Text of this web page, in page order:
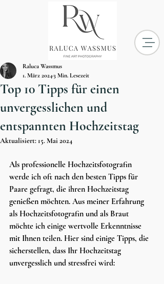
Top 10 Tipps für einen
unvergesslichen und
entspannten Hochzeitstag
Raluca Wassmus
1. März 20243 Min. Lesezeit
Aktualisiert: 15. Mai 2024
Als professionelle Hochzeitsfotografin
werde ich oft nach den besten Tipps für
Paare gefragt, die ihren Hochzeitstag
genießen möchten. Aus meiner Erfahrung
als Hochzeitsfotografin und als Braut
möchte ich einige wertvolle Erkenntnisse
mit Ihnen teilen. Hier sind einige Tipps, die
sicherstellen, dass Ihr Hochzeitstag
unvergesslich und stressfrei wird: